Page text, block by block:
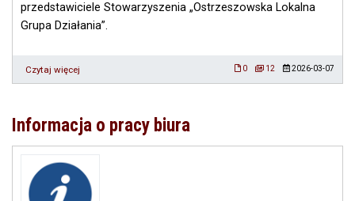
przedstawiciele Stowarzyszenia „Ostrzeszowska Lokalna
Grupa Działania”.
Czytaj więcej
Konferencja
praktyce
i
wyzwania”
0 12 2026-03-07
Informacja o pracy biura